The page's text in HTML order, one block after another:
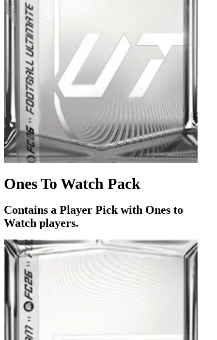
Ones To Watch Pack
Contains a Player Pick with Ones to
Watch players.